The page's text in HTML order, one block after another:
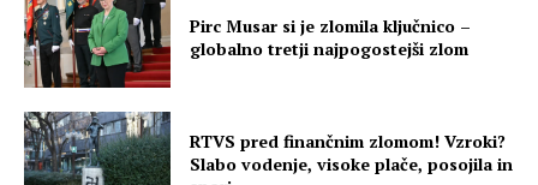
Pirc Musar si je zlomila ključnico –
globalno tretji najpogostejši zlom
RTVS pred finančnim zlomom! Vzroki?
Slabo vodenje, visoke plače, posojila in